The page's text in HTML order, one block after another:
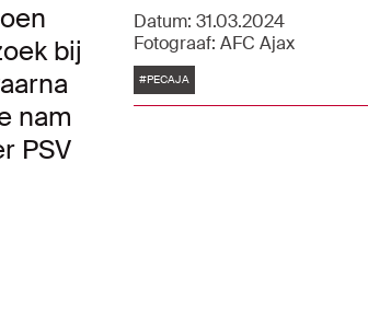
bij
nam
PSV
Datum: 31.03.2024
Fotograaf: AFC Ajax
Tags
#PECAJA